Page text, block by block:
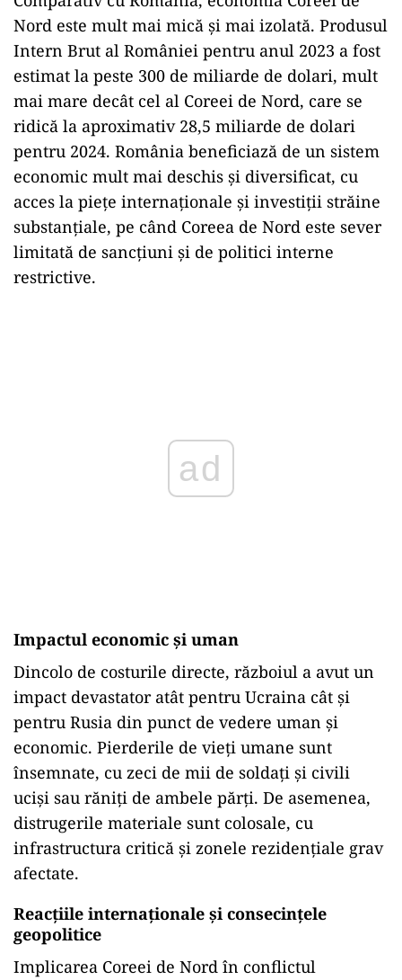
Nord este mult mai mică și mai izolată. Produsul
Intern Brut al României pentru anul 2023 a fost
estimat la peste 300 de miliarde de dolari, mult
mai mare decât cel al Coreei de Nord, care se
ridică la aproximativ 28,5 miliarde de dolari
pentru 2024. România beneficiază de un sistem
economic mult mai deschis și diversificat, cu
acces la piețe internaționale și investiții străine
substanțiale, pe când Coreea de Nord este sever
limitată de sancțiuni și de politici interne
restrictive.
ad
Impactul economic și uman
Dincolo de costurile directe, războiul a avut un
impact devastator atât pentru Ucraina cât și
pentru Rusia din punct de vedere uman și
economic. Pierderile de vieți umane sunt
însemnate, cu zeci de mii de soldați și civili
uciși sau răniți de ambele părți. De asemenea,
distrugerile materiale sunt colosale, cu
infrastructura critică și zonele rezidențiale grav
afectate.
Reacțiile internaționale și consecințele
geopolitice
Implicarea Coreei de Nord în conflictul